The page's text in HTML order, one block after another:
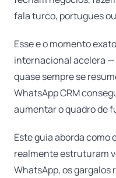
fala turco, portugues
Esse e o momento
internacional acelera —
quase sempre se
WhatsApp CRM
aumentar o quadro de
Este guia aborda
realmente estruturam
WhatsApp, os gargalos